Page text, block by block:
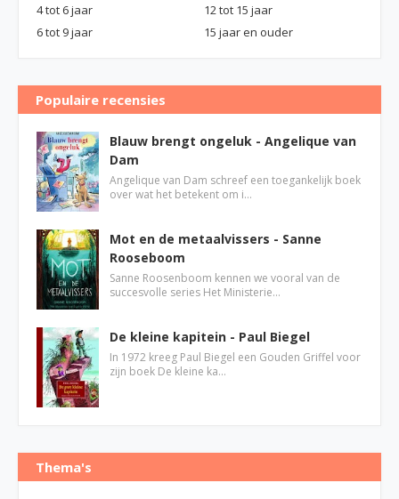
4 tot 6 jaar
12 tot 15 jaar
6 tot 9 jaar
15 jaar en ouder
Populaire recensies
Blauw brengt ongeluk - Angelique van
Dam
Angelique van Dam schreef een toegankelijk boek
over wat het betekent om i…
Mot en de metaalvissers - Sanne
Rooseboom
Sanne Roosenboom kennen we vooral van de
succesvolle series Het Ministerie…
De kleine kapitein - Paul Biegel
In 1972 kreeg Paul Biegel een Gouden Griffel voor
zijn boek De kleine ka…
Thema's